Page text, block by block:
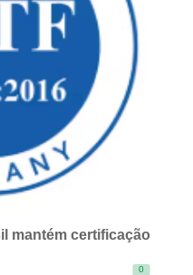
mantém certificação
0